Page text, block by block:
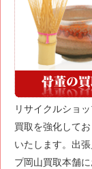
リサイクルショ
買取を強化して
いたします。出
プ岡山買取本舗